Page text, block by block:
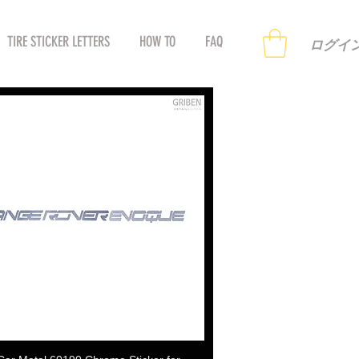
TIRE STICKER LETTERS HOW TO FAQ ログイ